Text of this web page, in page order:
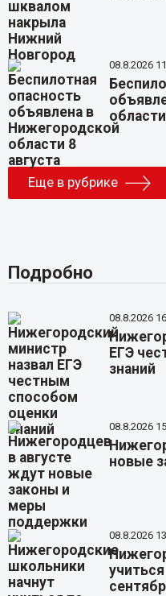
08.8.2026
Еще в рубрике
Подробно
08.8.2026
ЕГЭ
знаний
08.8.2026
новые
08.8.2026